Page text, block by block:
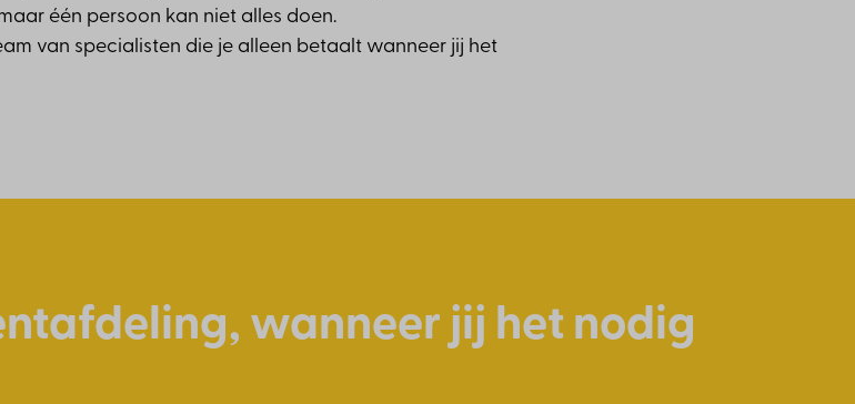
één persoon kan niet alles doen.
van specialisten die je alleen betaalt wanneer jij het
wanneer jij het nodig